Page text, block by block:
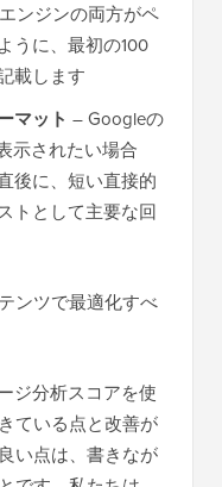
ンジンの両方がペ
うに、最初の100
載します
マット – Googleの
示されたい場合
後に、短い直接的
トとして主要な回
ンツで最適化すべ
ジ分析スコアを使
ている点と改善が
い点は、書きなが